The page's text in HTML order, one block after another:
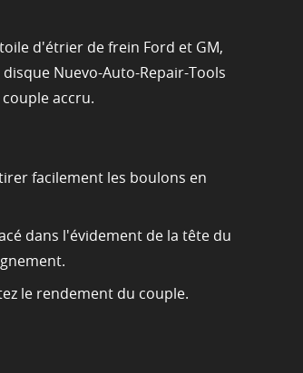
d'étrier de frein Ford et GM,
Nuevo-Auto-Repair-Tools
accru.
facilement les boulons en
dans l'évidement de la tête du
le rendement du couple.